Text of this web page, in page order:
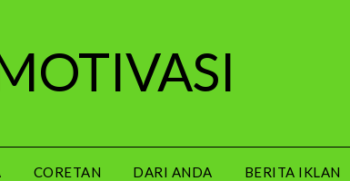
CORETAN DARI ANDA BERITA IKLAN